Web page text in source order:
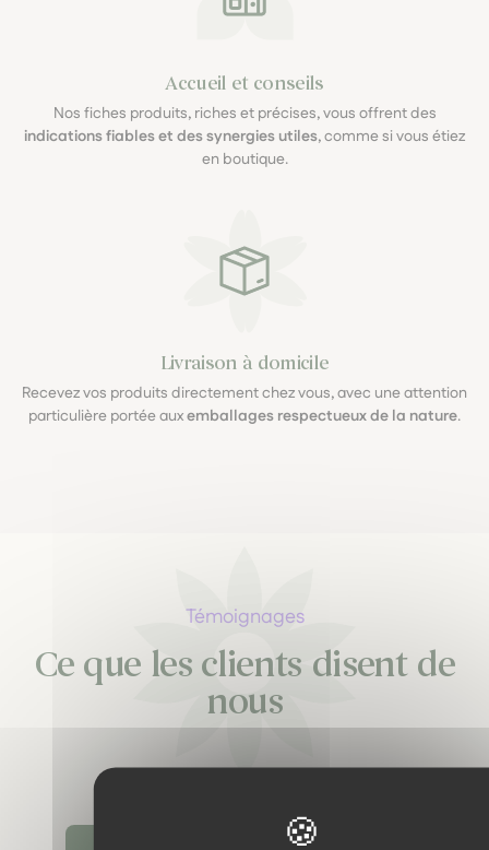
Accueil et conseils
Nos fiches produits, riches et précises, vous offrent des
indications fiables et des synergies utiles, comme si vous étiez
en boutique.
Livraison à domicile
Recevez vos produits directement chez vous, avec une attention
particulière portée auxemballages respectueux de la nature.
Témoignages
Ce que les clients disent de
nous